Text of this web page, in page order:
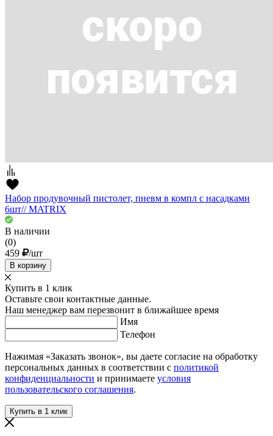
Набор продувочный пистолет, пневм в компл с насадками
6шт// MATRIX
В наличии
(0)
459
/шт
В корзину
Купить в 1 клик
Оставьте свои контактные данные.
Наш менеджер вам перезвонит в ближайшее время
Имя
Телефон
Нажимая «Заказать звонок», вы даете согласие на обработку
персональных данных в соответствии с политикой
конфиденциальности и принимаете условия
пользовательского соглашения.